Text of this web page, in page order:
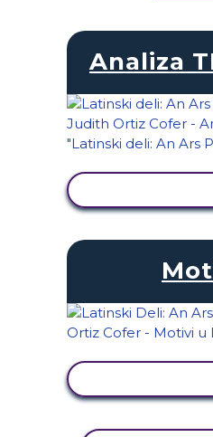
Analiza